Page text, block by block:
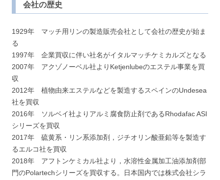
会社の歴史
1929年 マッチ用リンの製造販売会社として会社の歴史が始ま
る
1997年 企業買収に伴い社名がイタルマッチケミカルズとなる
2007年 アクゾノーベル社よりKetjenlubeのエステル事業を買
収
2012年 植物由来エステルなどを製造するスペインのUndesea
社を買収
2016年 ソルベイ社よりアルミ腐食防止剤であるRhodafac ASI
シリーズを買収
2017年 硫黄系・リン系添加剤，ジチオリン酸亜鉛等を製造す
るエルコ社を買収
2018年 アフトンケミカル社より，水溶性金属加工油添加剤部
門のPolartechシリーズを買収する。日本国内では株式会社シラ